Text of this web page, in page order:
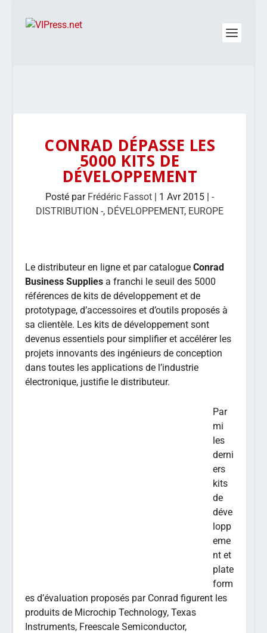
CONRAD DÉPASSE LES
5000 KITS DE
DÉVELOPPEMENT
Posté par Frédéric Fassot | 1 Avr 2015 |-
DISTRIBUTION -, DÉVELOPPEMENT, EUROPE
Le distributeur en ligne et par catalogueConrad
Business Supplies a franchi le seuil des 5000
références de kits de développement et de
prototypage, d’accessoires et d’outils proposés à
sa clientèle. Les kits de développement sont
devenus essentiels pour simplifier et accélérer les
projets innovants des ingénieurs de conception
dans toutes les applications de l’industrie
électronique, justifie le distributeur.
Par
mi
les
derni
ers
kits
de
déve
lopp
eme
nt et
plate
form
es d’évaluation proposés par Conrad figurent les
produits de Microchip Technology, Texas
Instruments, Freescale Semiconductor,